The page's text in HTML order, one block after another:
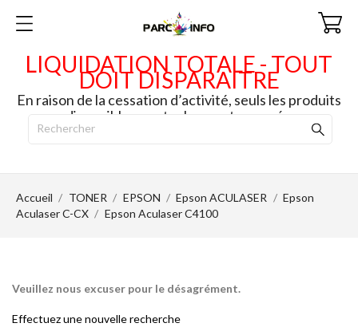
LIQUIDATION TOTALE - TOUT
DOIT DISPARAITRE
En raison de la cessation d’activité, seuls les produits
disponibles en stock seront envoyés.
Accueil TONER EPSON Epson ACULASER
Epson
Aculaser C-CX
Epson Aculaser C4100
Veuillez nous excuser pour le désagrément.
Effectuez une nouvelle recherche